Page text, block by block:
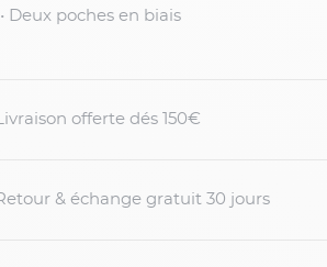
• Deux poches en biais
Livraison offerte dés 150€
Retour & échange gratuit 30 jours